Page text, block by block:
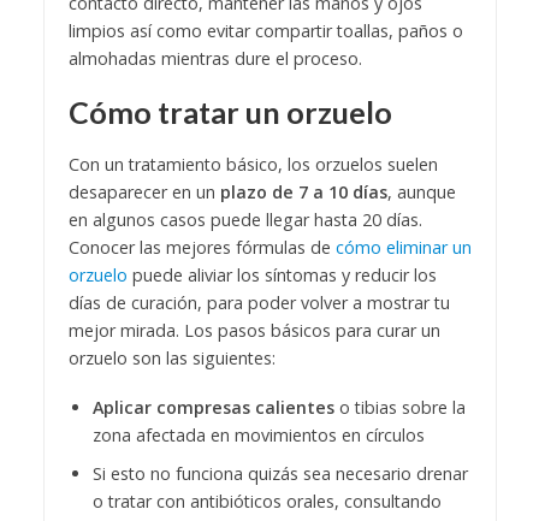
limpios así como evitar compartir toallas, paños o
almohadas mientras dure el proceso.
Cómo tratar un orzuelo
Con un tratamiento básico, los orzuelos suelen
desaparecer en un plazo de 7 a 10 días, aunque
en algunos casos puede llegar hasta 20 días.
Conocer las mejores fórmulas de cómo eliminar un
orzuelo puede aliviar los síntomas y reducir los
días de curación, para poder volver a mostrar tu
mejor mirada. Los pasos básicos para curar un
orzuelo son las siguientes:
Aplicar compresas calienteso tibias sobre la
zona afectada en movimientos en círculos
Si esto no funciona quizás sea necesario drenar
o tratar con antibióticos orales, consultando